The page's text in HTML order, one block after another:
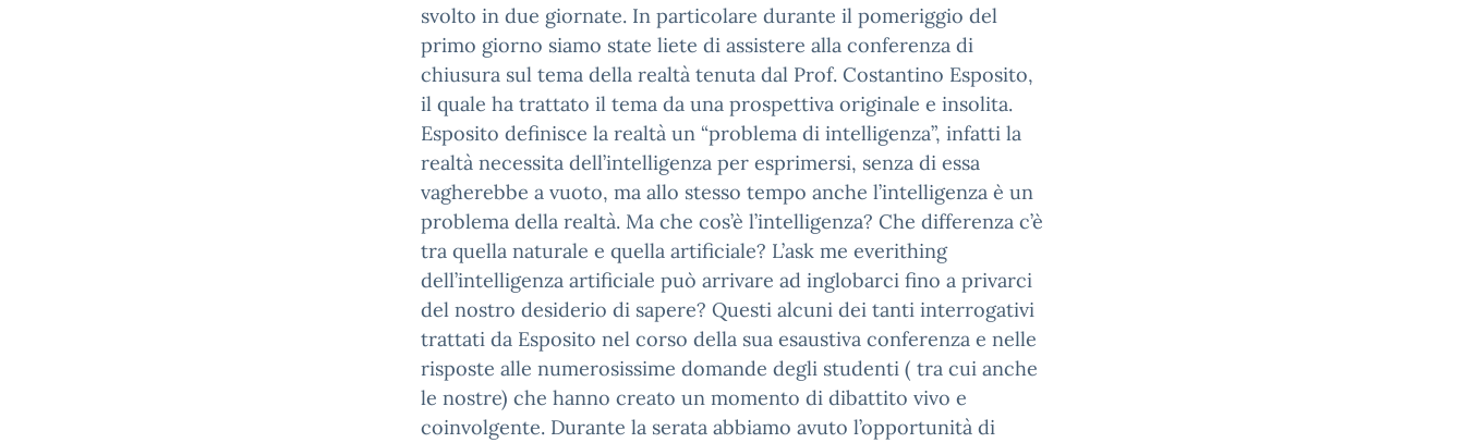
svolto in due giornate. In particolare durante il pomeriggio del
primo giorno siamo state liete di assistere alla conferenza di
chiusura sul tema della realtà tenuta dal Prof. Costantino Esposito,
il quale ha trattato il tema da una prospettiva originale e insolita.
Esposito definisce la realtà un “problema di intelligenza”, infatti la
realtà necessita dell’intelligenza per esprimersi, senza di essa
vagherebbe a vuoto, ma allo stesso tempo anche l’intelligenza è un
problema della realtà. Ma che cos’è l’intelligenza? Che differenza c’è
tra quella naturale e quella artificiale? L’ask me everithing
dell’intelligenza artificiale può arrivare ad inglobarci fino a privarci
del nostro desiderio di sapere? Questi alcuni dei tanti interrogativi
trattati da Esposito nel corso della sua esaustiva conferenza e nelle
risposte alle numerosissime domande degli studenti ( tra cui anche
le nostre) che hanno creato un momento di dibattito vivo e
coinvolgente. Durante la serata abbiamo avuto l’opportunità di